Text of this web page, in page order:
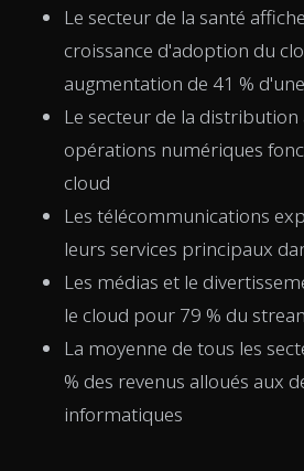
Le secteur de la santé
croissance d'adoption du
augmentation de 41 %
Le secteur de la distribution
opérations numériques
cloud
Les télécommunications
leurs services principaux
Les médias et le
le cloud pour 79 % du
La moyenne de tous les
% des revenus alloués aux
informatiques